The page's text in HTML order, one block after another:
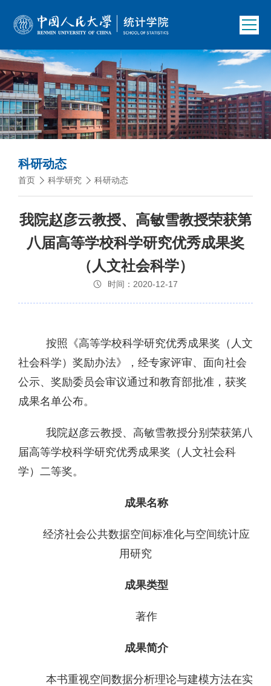
科研动态
首页 科学研究 科研动态
我院赵彦云教授、高敏雪教授荣获第
八届高等学校科学研究优秀成果奖
（人文社会科学）
时间：2020-12-17
按照《高等学校科学研究优秀成果奖（人文
社会科学）奖励办法》，经专家评审、面向社会
公示、奖励委员会审议通过和教育部批准，获奖
成果名单公布。
我院赵彦云教授、高敏雪教授分别荣获第八
届高等学校科学研究优秀成果奖（人文社会科
学）二等奖。
成果名称
经济社会公共数据空间标准化与空间统计应
用研究
成果类型
著作
成果简介
本书重视空间数据分析理论与建模方法在实